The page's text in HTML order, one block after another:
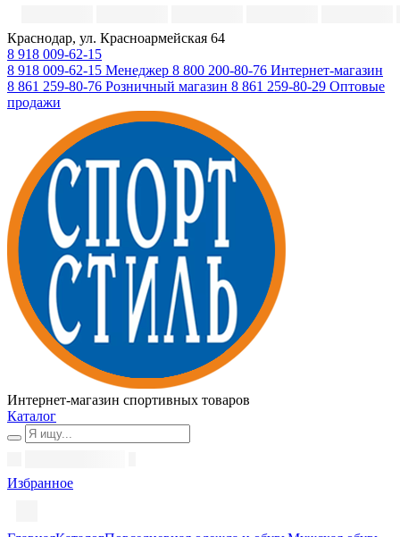
Краснодар, ул. Красноармейская 64
8 918 009-62-15
8 918 009-62-15 Менеджер 8 800 200-80-76 Интернет-магазин
8 861 259-80-76 Розничный магазин 8 861 259-80-29 Оптовые
продажи
Интернет-магазин спортивных товаров
Каталог
Избранное